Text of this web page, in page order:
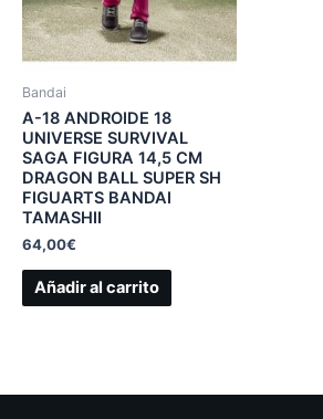
Bandai
A-18 ANDROIDE 18
UNIVERSE SURVIVAL
SAGA FIGURA 14,5 CM
DRAGON BALL SUPER SH
FIGUARTS BANDAI
TAMASHII
64,00€
Añadir al carrito